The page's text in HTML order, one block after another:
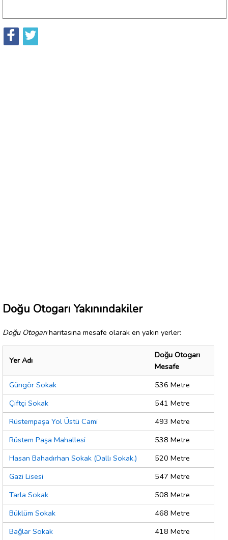
Doğu Otogarı Yakınındakiler
Doğu Otogarıharitasına mesafe olarak en yakın yerler:
Yer Adı
Doğu Otogarı
Mesafe
Güngör Sokak
536 Metre
Çiftçi Sokak
541 Metre
Rüstempaşa Yol Üstü Cami
493 Metre
Rüstem Paşa Mahallesi
538 Metre
Hasan Bahadırhan Sokak (Dallı Sokak.)
520 Metre
Gazi Lisesi
547 Metre
Tarla Sokak
508 Metre
Büklüm Sokak
468 Metre
Bağlar Sokak
418 Metre